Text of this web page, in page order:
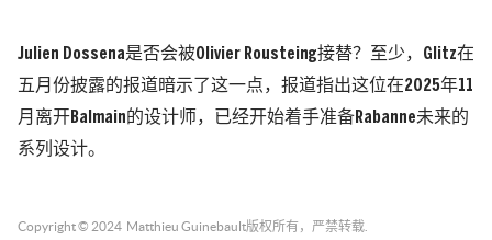
Julien Dossena是否会被Olivier Rousteing接替？至少，Glitz在
五月份披露的报道暗示了这一点，报道指出这位在2025年11
月离开Balmain的设计师，已经开始着手准备Rabanne未来的
系列设计。
Copyright © 2024 Matthieu Guinebault版权所有，严禁转载.